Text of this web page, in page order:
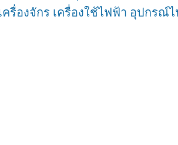
ครื่องจักร เครื่องใช้ไฟฟ้า อุปกรณ์